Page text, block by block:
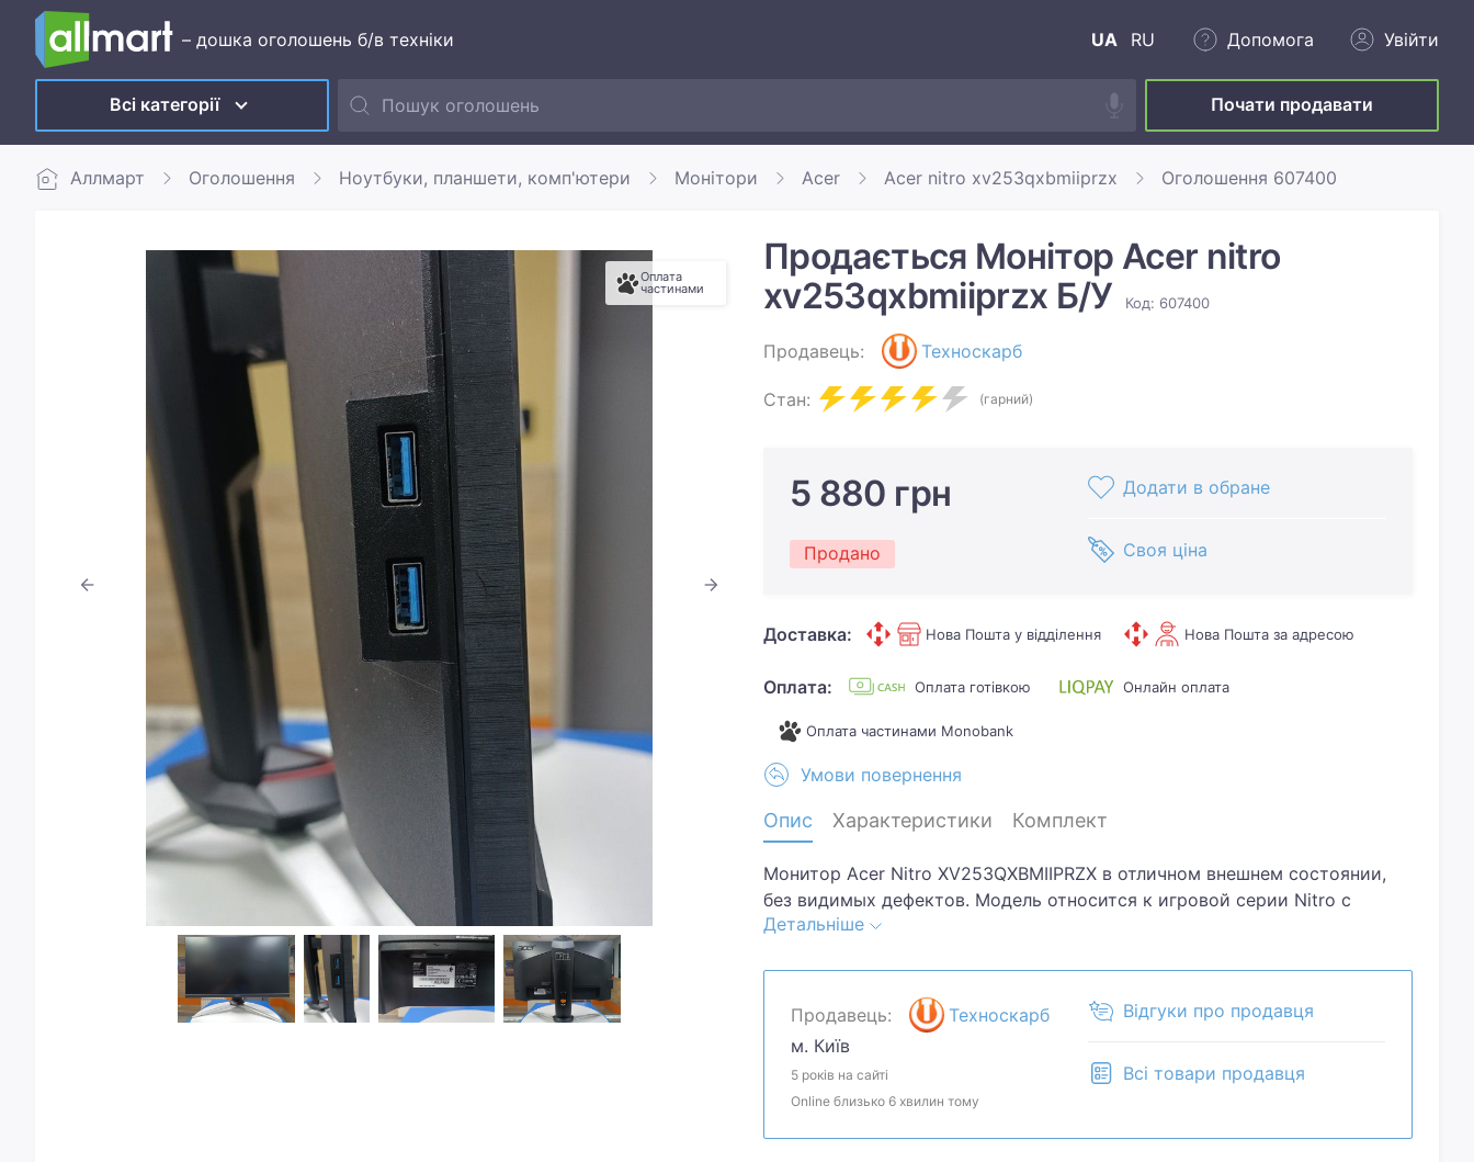
– дошка оголошень б/в техніки UA RU Допомога Увійти
Всі категорії Почати продавати
Аллмарт Оголошення Ноутбуки, планшети, комп'ютери Монітори Acer Acer nitro xv253qxbmiiprzx Оголошення 607400
Оплата
частинами
Продається Монітор Acer nitro
xv253qxbmiiprzx Б/У
Код: 607400
Продавець: Техноскарб
Стан: (гарний)
5 880 грн
Продано
Додати в обране
Своя ціна
Доставка: Нова Пошта у відділення Нова Пошта за адресою
Оплата: Оплата готівкою Онлайн оплата
Оплата частинами Monobank
Умови повернення
Опис Характеристики Комплект
Монитор Acer Nitro XV253QXBMIIPRZX в отличном внешнем состоянии,
без видимых дефектов. Модель относится к игровой серии Nitro с
высокой частотой обновления 240 Гц и временем отклика 1 мс (GtG),
Диагональ 24.5 дюйма, разрешение Full HD (1920x1080), матрица IPS с
широкими углами обзора. Благодаря технологии AMD FreeSync Premium
снижается разрывы кадров при играх. Максимальная яркость 400 нит.
Монитор б/у, работает исправно. В комплекте только блок питания.
Отсутствие гарантии компенсируется проверенным состоянием
устройства.
Детальніше
Продавець:
Техноскарб
м. Київ
5 років на сайті
Online близько 6 хвилин тому
Відгуки про продавця
Всі товари продавця